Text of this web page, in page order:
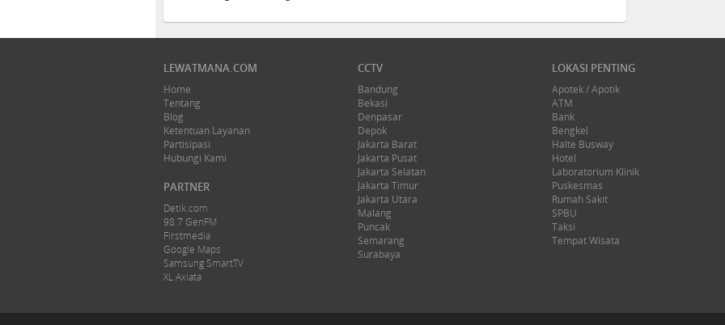
LEWATMANA.COM
Home
Tentang
Blog
Ketentuan Layanan
Partisipasi
Hubungi Kami
PARTNER
Detik.com
98.7 GenFM
Firstmedia
Google Maps
Samsung SmartTV
XL Axiata
CCTV
Bandung
Bekasi
Denpasar
Depok
Jakarta Barat
Jakarta Pusat
Jakarta Selatan
Jakarta Timur
Jakarta Utara
Malang
Puncak
Semarang
Surabaya
LOKASI PENTING
Apotek / Apotik
ATM
Bank
Bengkel
Halte Busway
Hotel
Laboratorium Klinik
Puskesmas
Rumah Sakit
SPBU
Taksi
Tempat Wisata